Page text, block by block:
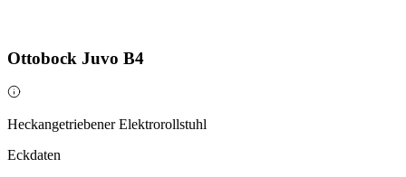
Ottobock Juvo B4
Heckangetriebener Elektrorollstuhl
Eckdaten